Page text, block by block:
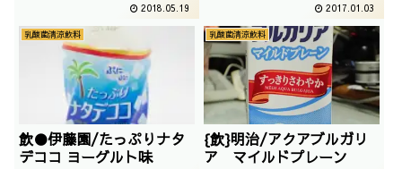
つの間にやらアサヒ飲料になって
いた、カルピスでございます。撮
影日は2016年06月
2018.05.19
も、ペットボトルになって撮影日
は2016年05月
2017.01.03
乳酸菌清涼飲料
飲●伊藤園/たっぷりナタ
デココ ヨーグルト味
乳酸菌清涼飲料
{飲}明治/アクアブルガリ
ア マイルドプレーン